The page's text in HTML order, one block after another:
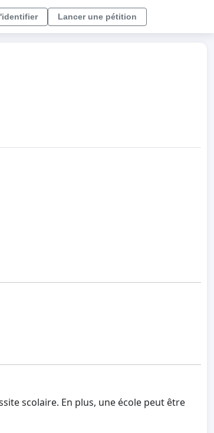
Lancer une pétition
scolaire. En plus, une école peut être